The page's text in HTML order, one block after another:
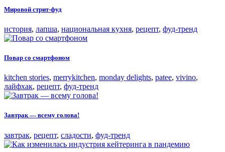
Мировой стрит-фуд
история, лапша, национальная кухня, рецепт, фуд-тренд
Повар со смартфоном
kitchen stories, merrykitchen, monday delights, patee, vivino,
лайфхак, рецепт, фуд-тренд
Завтрак — всему голова!
завтрак, рецепт, сладости, фуд-тренд